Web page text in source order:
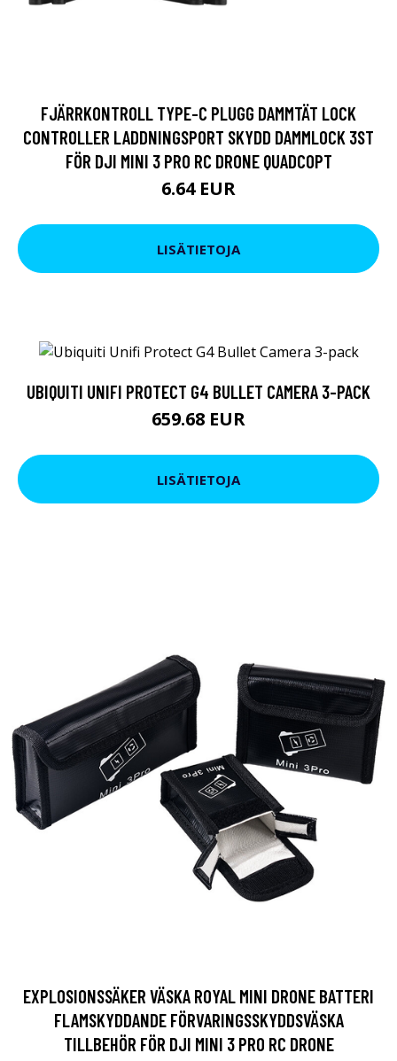
FJÄRRKONTROLL TYPE-C PLUGG DAMMTÄT LOCK
CONTROLLER LADDNINGSPORT SKYDD DAMMLOCK 3ST
FÖR DJI MINI 3 PRO RC DRONE QUADCOPT
6.64 EUR
LISÄTIETOJA
UBIQUITI UNIFI PROTECT G4 BULLET CAMERA 3-PACK
659.68 EUR
LISÄTIETOJA
EXPLOSIONSSÄKER VÄSKA ROYAL MINI DRONE BATTERI
FLAMSKYDDANDE FÖRVARINGSSKYDDSVÄSKA
TILLBEHÖR FÖR DJI MINI 3 PRO RC DRONE